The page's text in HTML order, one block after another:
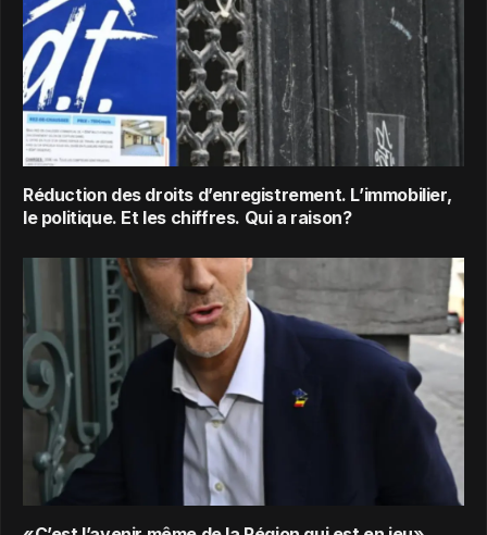
Réduction des droits d’enregistrement. L’immobilier,
le politique. Et les chiffres. Qui a raison?